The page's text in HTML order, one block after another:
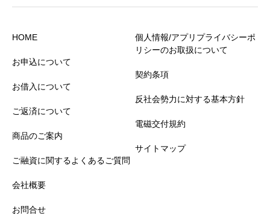
HOME
お申込について
お借入について
ご返済について
商品のご案内
ご融資に関するよくあるご質問
会社概要
お問合せ
個人情報/アプリプライバシーポ
リシーのお取扱について
契約条項
反社会勢力に対する基本方針
電磁交付規約
サイトマップ